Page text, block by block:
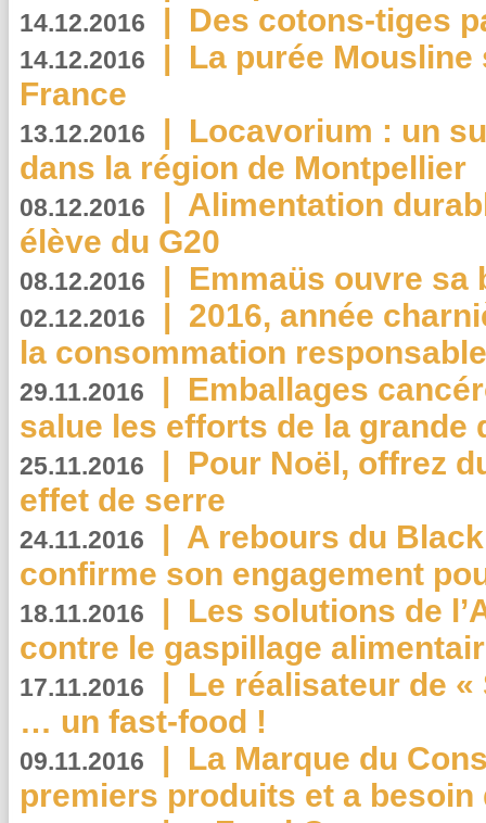
14.12.2016 | Des cotons-tiges
14.12.2016 | La purée
France
13.12.2016 | Locavorium : un
dans la région de Montpellier
08.12.2016 | Alimentation
élève du G20
08.12.2016 | Emmaüs ouvre sa
02.12.2016 | 2016, année
la consommation
29.11.2016 | Emballages
salue les efforts de la grande
25.11.2016 | Pour Noël, offrez
effet de serre
24.11.2016 | A rebours du
confirme son engagement
18.11.2016 | Les solutions de
contre le gaspillage
17.11.2016 | Le réalisateur de «
… un fast-food !
09.11.2016 | La Marque du
premiers produits et a besoin